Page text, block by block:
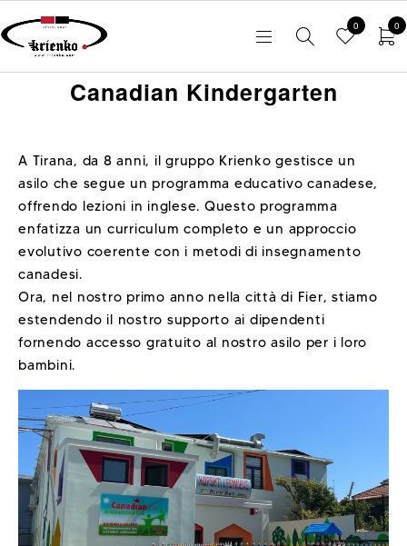
0 0
Canadian Kindergarten
A Tirana, da 8 anni, il gruppo Krienko gestisce un
asilo che segue un programma educativo canadese,
offrendo lezioni in inglese. Questo programma
enfatizza un curriculum completo e un approccio
evolutivo coerente con i metodi di insegnamento
canadesi.
Ora, nel nostro primo anno nella città di Fier, stiamo
estendendo il nostro supporto ai dipendenti
fornendo accesso gratuito al nostro asilo per i loro
bambini.